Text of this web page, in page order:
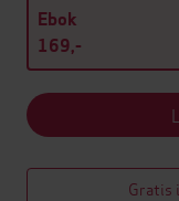
Ebok
169,-
Gratis